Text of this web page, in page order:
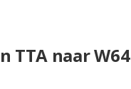
TTA naar W64